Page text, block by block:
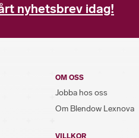
nyhetsbrev idag!
OM OSS
Jobba hos oss
Om Blendow Lexnova
VILLKOR